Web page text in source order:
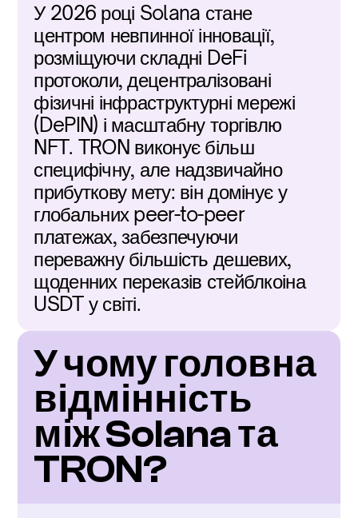
У 2026 році Solana стане
центром невпинної інновації,
розміщуючи складні DeFi
протоколи, децентралізовані
фізичні інфраструктурні мережі
(DePIN) і масштабну торгівлю
NFT. TRON виконує більш
специфічну, але надзвичайно
прибуткову мету: він домінує у
глобальних peer-to-peer
платежах, забезпечуючи
переважну більшість дешевих,
щоденних переказів стейблкоіна
USDT у світі.
У чому головна
відмінність
між Solana та
TRON?